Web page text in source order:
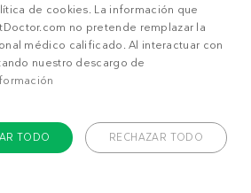
SUSCRIPCIÓN DD+
de cookies. La información que
no pretende remplazar la
médico calificado. Al interactuar con
nuestro descargo de
TODO RECHAZAR TODO